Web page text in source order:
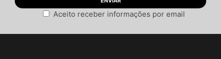
Aceito receber informações por email